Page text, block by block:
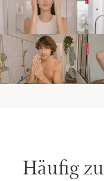
Häufig